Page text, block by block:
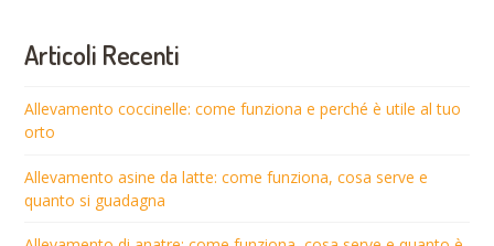
Articoli Recenti
Allevamento coccinelle: come funziona e perché è utile al tuo
orto
Allevamento asine da latte: come funziona, cosa serve e
quanto si guadagna